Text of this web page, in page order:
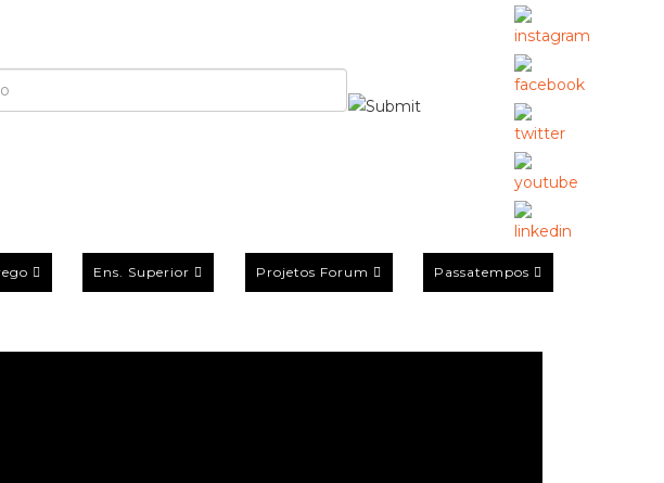
Ens. Superior Projetos Forum Passatempos